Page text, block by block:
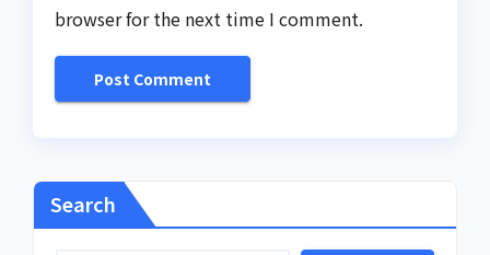
browser for the next time I comment.
Search